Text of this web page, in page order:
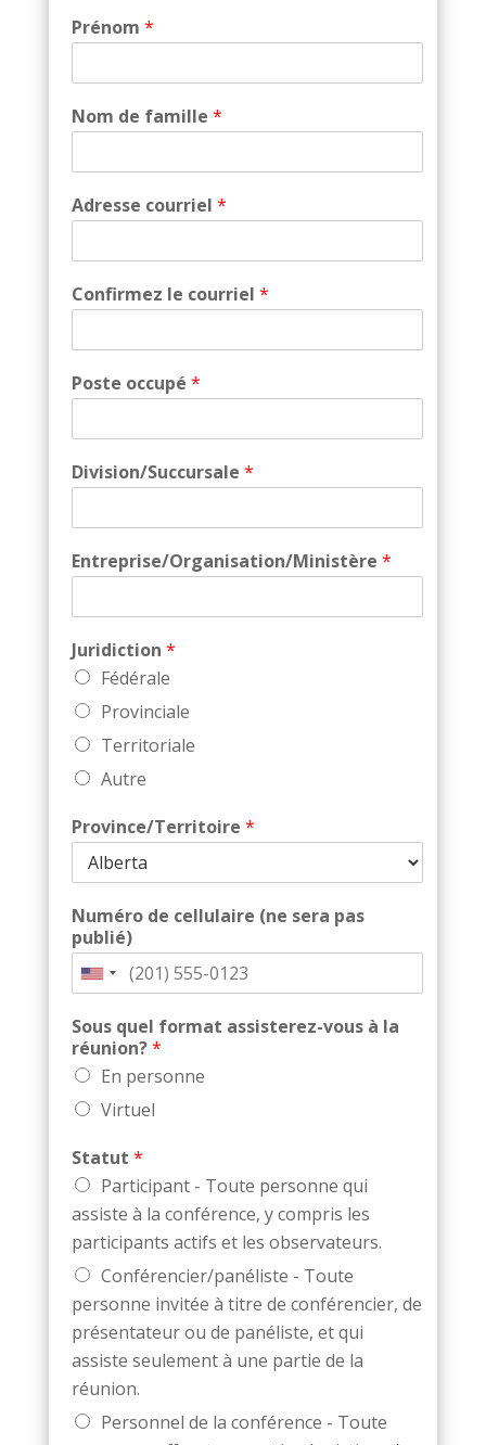
Prénom *
Nom de famille *
Adresse courriel *
Confirmez le courriel *
Poste occupé *
Division/Succursale *
Entreprise/Organisation/Ministère *
Juridiction *
Fédérale
Provinciale
Territoriale
Autre
Province/Territoire *
Numéro de cellulaire (ne sera pas
publié)
Sous quel format assisterez-vous à la
réunion?*
En personne
Virtuel
Statut *
Participant - Toute personne qui
assiste à la conférence, y compris les
participants actifs et les observateurs.
Conférencier/panéliste - Toute
personne invitée à titre de conférencier, de
présentateur ou de panéliste, et qui
assiste seulement à une partie de la
réunion.
Personnel de la conférence - Toute